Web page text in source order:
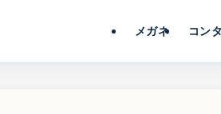
メガネ コン